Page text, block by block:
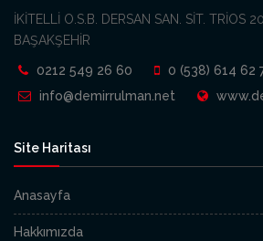
İKİTELLİ O.S.B. DERSAN SAN. SİT. TRİOS
BAŞAKŞEHİR
0212 549 26 60
0 (538) 614 62
info@demirrulman.net
Site Haritası
Anasayfa
Hakkımızda